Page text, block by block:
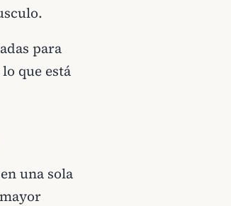
para
que está
una sola